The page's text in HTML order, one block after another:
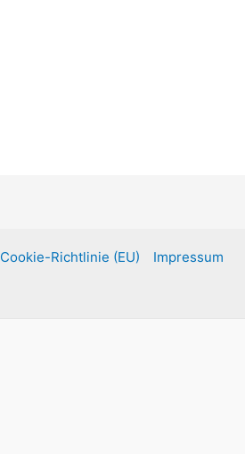
Cookie-Richtlinie (EU) Impressum